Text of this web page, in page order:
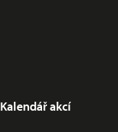
Kalendář akcí